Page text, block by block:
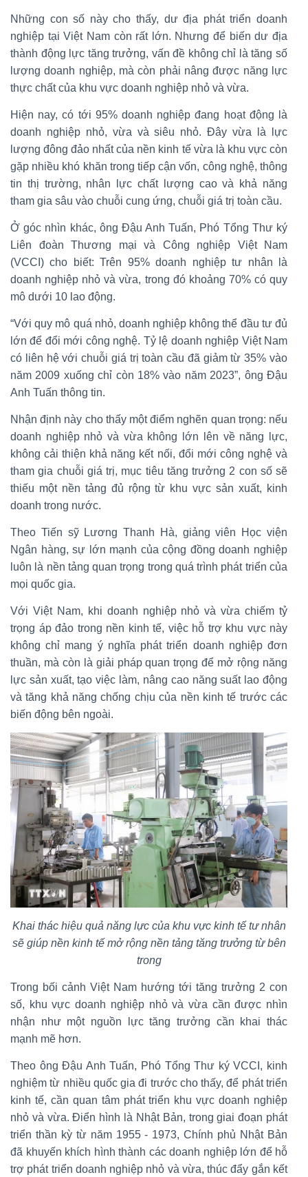
Những con số này cho thấy, dư địa phát triển doanh
nghiệp tại Việt Nam còn rất lớn. Nhưng để biến dư địa
thành động lực tăng trưởng, vấn đề không chỉ là tăng số
lượng doanh nghiệp, mà còn phải nâng được năng lực
thực chất của khu vực doanh nghiệp nhỏ và vừa.
Hiện nay, có tới 95% doanh nghiệp đang hoạt động là
doanh nghiệp nhỏ, vừa và siêu nhỏ. Đây vừa là lực
lượng đông đảo nhất của nền kinh tế vừa là khu vực còn
gặp nhiều khó khăn trong tiếp cận vốn, công nghệ, thông
tin thị trường, nhân lực chất lượng cao và khả năng
tham gia sâu vào chuỗi cung ứng, chuỗi giá trị toàn cầu.
Ở góc nhìn khác, ông Đậu Anh Tuấn, Phó Tổng Thư ký
Liên đoàn Thương mại và Công nghiệp Việt Nam
(VCCI) cho biết: Trên 95% doanh nghiệp tư nhân là
doanh nghiệp nhỏ và vừa, trong đó khoảng 70% có quy
mô dưới 10 lao động.
“Với quy mô quá nhỏ, doanh nghiệp không thể đầu tư đủ
lớn để đổi mới công nghệ. Tỷ lệ doanh nghiệp Việt Nam
có liên hệ với chuỗi giá trị toàn cầu đã giảm từ 35% vào
năm 2009 xuống chỉ còn 18% vào năm 2023”, ông Đậu
Anh Tuấn thông tin.
Nhận định này cho thấy một điểm nghẽn quan trọng: nếu
doanh nghiệp nhỏ và vừa không lớn lên về năng lực,
không cải thiện khả năng kết nối, đổi mới công nghệ và
tham gia chuỗi giá trị, mục tiêu tăng trưởng 2 con số sẽ
thiếu một nền tảng đủ rộng từ khu vực sản xuất, kinh
doanh trong nước.
Theo Tiến sỹ Lương Thanh Hà, giảng viên Học viện
Ngân hàng, sự lớn mạnh của cộng đồng doanh nghiệp
luôn là nền tảng quan trọng trong quá trình phát triển của
mọi quốc gia.
Với Việt Nam, khi doanh nghiệp nhỏ và vừa chiếm tỷ
trọng áp đảo trong nền kinh tế, việc hỗ trợ khu vực này
không chỉ mang ý nghĩa phát triển doanh nghiệp đơn
thuần, mà còn là giải pháp quan trọng để mở rộng năng
lực sản xuất, tạo việc làm, nâng cao năng suất lao động
và tăng khả năng chống chịu của nền kinh tế trước các
biến động bên ngoài.
Khai thác hiệu quả năng lực của khu vực kinh tế tư nhân
sẽ giúp nền kinh tế mở rộng nền tảng tăng trưởng từ bên
trong
Trong bối cảnh Việt Nam hướng tới tăng trưởng 2 con
số, khu vực doanh nghiệp nhỏ và vừa cần được nhìn
nhận như một nguồn lực tăng trưởng cần khai thác
mạnh mẽ hơn.
Theo ông Đậu Anh Tuấn, Phó Tổng Thư ký VCCI, kinh
nghiệm từ nhiều quốc gia đi trước cho thấy, để phát triển
kinh tế, cần quan tâm phát triển khu vực doanh nghiệp
nhỏ và vừa. Điển hình là Nhật Bản, trong giai đoạn phát
triển thần kỳ từ năm 1955 - 1973, Chính phủ Nhật Bản
đã khuyến khích hình thành các doanh nghiệp lớn để hỗ
trợ phát triển doanh nghiệp nhỏ và vừa, thúc đẩy gắn kết